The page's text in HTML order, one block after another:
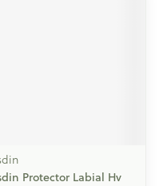
Protector Labial Hv